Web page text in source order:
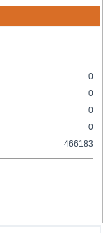
0
0
0
0
466183